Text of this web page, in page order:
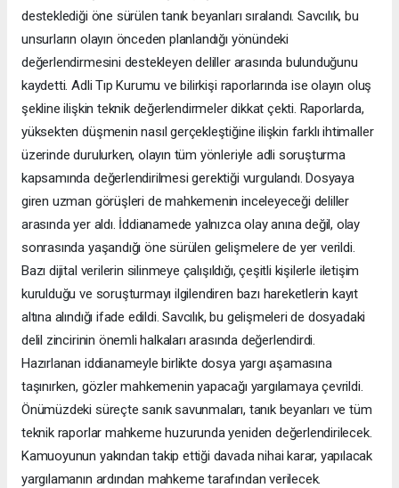
desteklediği öne sürülen tanık beyanları sıralandı. Savcılık, bu
unsurların olayın önceden planlandığı yönündeki
değerlendirmesini destekleyen deliller arasında bulunduğunu
kaydetti. Adli Tıp Kurumu ve bilirkişi raporlarında ise olayın oluş
şekline ilişkin teknik değerlendirmeler dikkat çekti. Raporlarda,
yüksekten düşmenin nasıl gerçekleştiğine ilişkin farklı ihtimaller
üzerinde durulurken, olayın tüm yönleriyle adli soruşturma
kapsamında değerlendirilmesi gerektiği vurgulandı. Dosyaya
giren uzman görüşleri de mahkemenin inceleyeceği deliller
arasında yer aldı. İddianamede yalnızca olay anına değil, olay
sonrasında yaşandığı öne sürülen gelişmelere de yer verildi.
Bazı dijital verilerin silinmeye çalışıldığı, çeşitli kişilerle iletişim
kurulduğu ve soruşturmayı ilgilendiren bazı hareketlerin kayıt
altına alındığı ifade edildi. Savcılık, bu gelişmeleri de dosyadaki
delil zincirinin önemli halkaları arasında değerlendirdi.
Hazırlanan iddianameyle birlikte dosya yargı aşamasına
taşınırken, gözler mahkemenin yapacağı yargılamaya çevrildi.
Önümüzdeki süreçte sanık savunmaları, tanık beyanları ve tüm
teknik raporlar mahkeme huzurunda yeniden değerlendirilecek.
Kamuoyunun yakından takip ettiği davada nihai karar, yapılacak
yargılamanın ardından mahkeme tarafından verilecek.